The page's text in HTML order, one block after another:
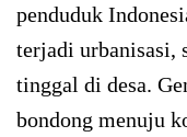
penduduk
terjadi urbanisasi,
tinggal di desa.
bondong menuju